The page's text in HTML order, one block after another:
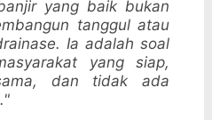
yang baik bukan
tanggul atau
Ia adalah soal
yang siap,
dan tidak ada